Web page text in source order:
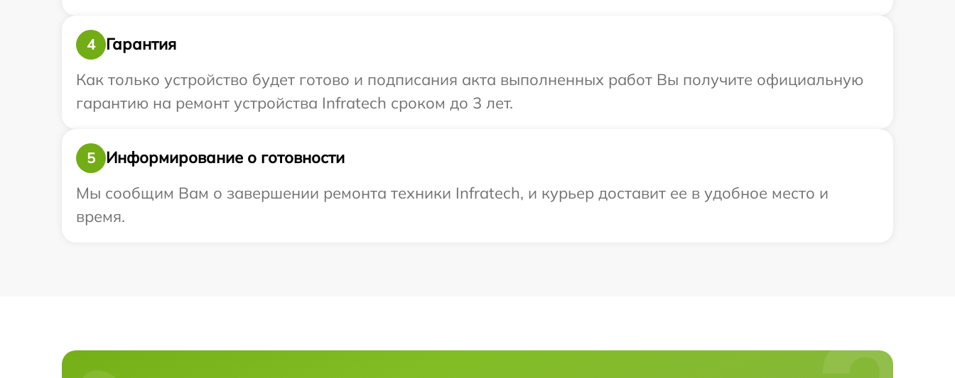
4
Гарантия
Как только устройство будет готово и подписания акта выполненных работ Вы получите официальную
гарантию на ремонт устройства Infratech сроком до 3 лет.
5
Информирование о готовности
Мы сообщим Вам о завершении ремонта техники Infratech, и курьер доставит ее в удобное место и
время.